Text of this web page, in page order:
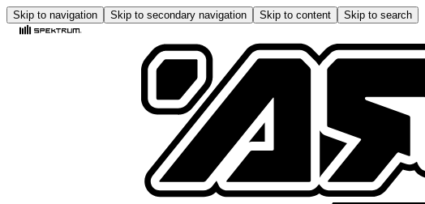
Skip to navigation Skip to secondary navigation Skip to content Skip to search